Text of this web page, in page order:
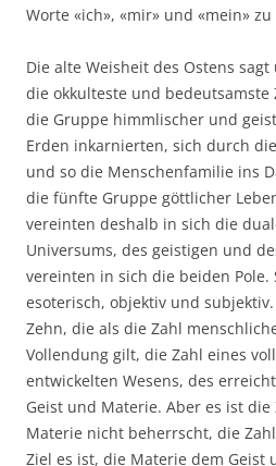
Worte «ich», «mir» und «mein»
Die alte Weisheit des Ostens
die okkulteste und bedeutsamste
die Gruppe himmlischer und
Erden inkarnierten, sich durch
und so die Menschenfamilie ins
die fünfte Gruppe göttlicher
vereinten deshalb in sich die
Universums, des geistigen und
vereinten in sich die beiden Pole.
esoterisch, objektiv und
Zehn, die als die Zahl
Vollendung gilt, die Zahl eines
entwickelten Wesens, des
Geist und Materie. Aber es ist
Materie nicht beherrscht, die
Ziel es ist, die Materie dem Geist